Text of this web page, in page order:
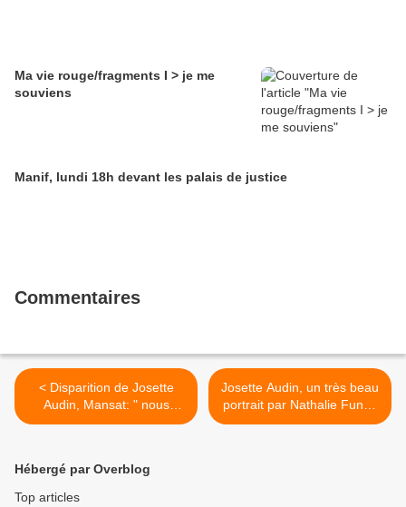
Ma vie rouge/fragments I > je me
souviens
Manif, lundi 18h devant les palais de justice
Commentaires
< Disparition de Josette
Audin, Mansat: " nous
allons continuer le combat,
Josette Audin, un très beau
portrait par Nathalie Funes
dans l'OBS >
Hébergé par Overblog
Top articles